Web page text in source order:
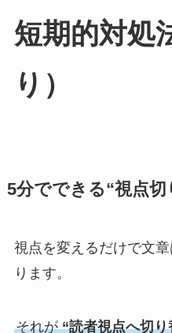
短期的対処
り）
5分でできる“視点
視点を変えるだけで文
ります。
それが“読者視点へ切り